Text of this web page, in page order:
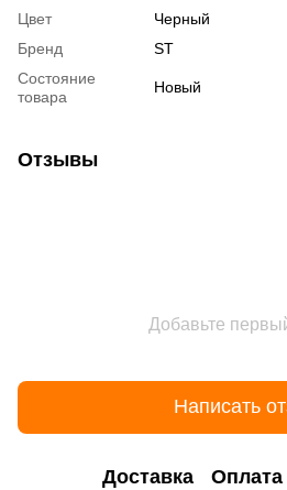
Цвет
Черный
Бренд
ST
Состояние
товара
Новый
Отзывы
Добавьте
Написать
Доставка Оплата